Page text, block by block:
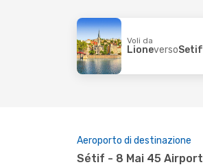
Voli da
LioneversoSetif
Aeroporto di destinazione
Sétif - 8 Mai 45 Airport